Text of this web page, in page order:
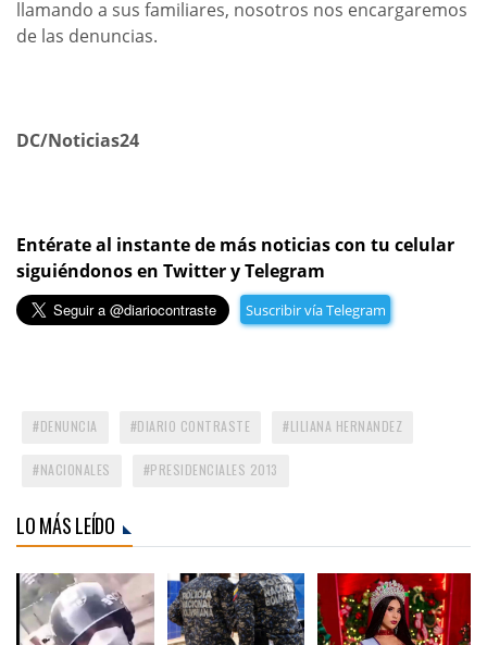
llamando a sus familiares, nosotros nos encargaremos
de las denuncias.
DC/Noticias24
Entérate al instante de más noticias con tu celular
siguiéndonos en Twitter y Telegram
Suscribir vía Telegram
DENUNCIA DIARIO CONTRASTE LILIANA HERNANDEZ
NACIONALES PRESIDENCIALES 2013
LO MÁS LEÍDO